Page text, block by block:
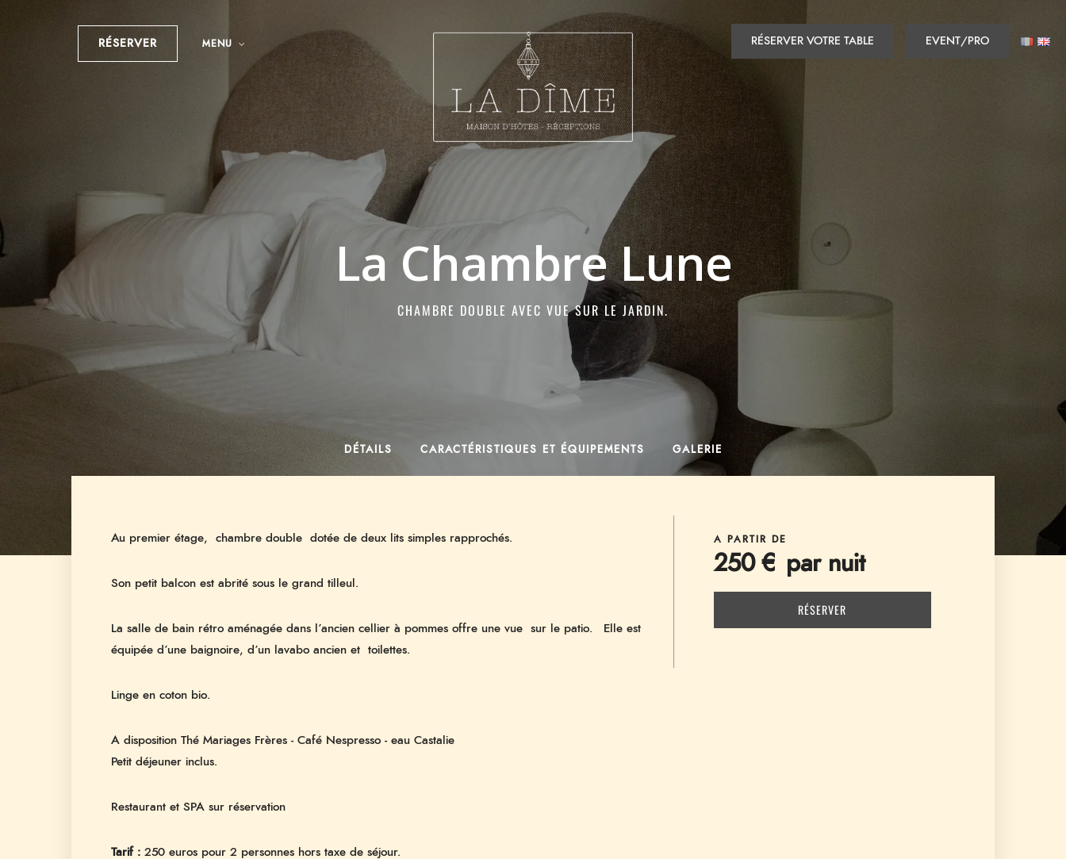
RÉSERVER VOTRE TABLE EVENT/PRO
RÉSERVER MENU
La Chambre Lune
CHAMBRE DOUBLE AVEC VUE SUR LE JARDIN.
DÉTAILS CARACTÉRISTIQUES ET ÉQUIPEMENTS GALERIE
Au premier étage, chambre double dotée de deux lits simples rapprochés.
Son petit balcon est abrité sous le grand tilleul.
La salle de bain rétro aménagée dans l’ancien cellier à pommes offre une vue sur le patio. Elle est
équipée d’une baignoire, d’un lavabo ancien et toilettes.
Linge en coton bio.
A disposition Thé Mariages Frères - Café Nespresso - eau Castalie
Petit déjeuner inclus.
Restaurant et SPA sur réservation
Tarif : 250 euros pour 2 personnes hors taxe de séjour.
A PARTIR DE
250 € par nuit
RÉSERVER